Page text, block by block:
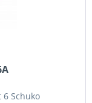
6 Schuko